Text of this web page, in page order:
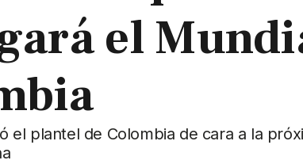
el
el plantel de Colombia de cara a la